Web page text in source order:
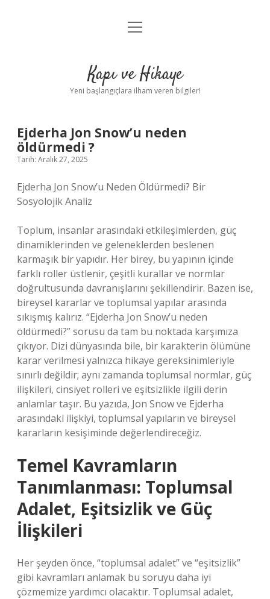
Anasayfa
Yasal Uyarı
menüyü
Kapı ve Hikaye
Yeni başlangıçlara ilham veren bilgiler!
Ejderha Jon Snow’u neden
öldürmedi ?
Tarih: Aralık 27, 2025
Ejderha Jon Snow’u Neden Öldürmedi? Bir
Sosyolojik Analiz
Toplum, insanlar arasındaki etkileşimlerden, güç
dinamiklerinden ve geleneklerden beslenen
karmaşık bir yapıdır. Her birey, bu yapının içinde
farklı roller üstlenir, çeşitli kurallar ve normlar
doğrultusunda davranışlarını şekillendirir. Bazen ise,
bireysel kararlar ve toplumsal yapılar arasında
sıkışmış kalırız. “Ejderha Jon Snow’u neden
öldürmedi?” sorusu da tam bu noktada karşımıza
çıkıyor. Dizi dünyasında bile, bir karakterin ölümüne
karar verilmesi yalnızca hikaye gereksinimleriyle
sınırlı değildir; aynı zamanda toplumsal normlar, güç
ilişkileri, cinsiyet rolleri ve eşitsizlikle ilgili derin
anlamlar taşır. Bu yazıda, Jon Snow ve Ejderha
arasındaki ilişkiyi, toplumsal yapıların ve bireysel
kararların kesişiminde değerlendireceğiz.
Temel Kavramların
Tanımlanması: Toplumsal
Adalet, Eşitsizlik ve Güç
İlişkileri
Her şeyden önce, “toplumsal adalet” ve “eşitsizlik”
gibi kavramları anlamak bu soruyu daha iyi
çözmemize yardımcı olacaktır. Toplumsal adalet,